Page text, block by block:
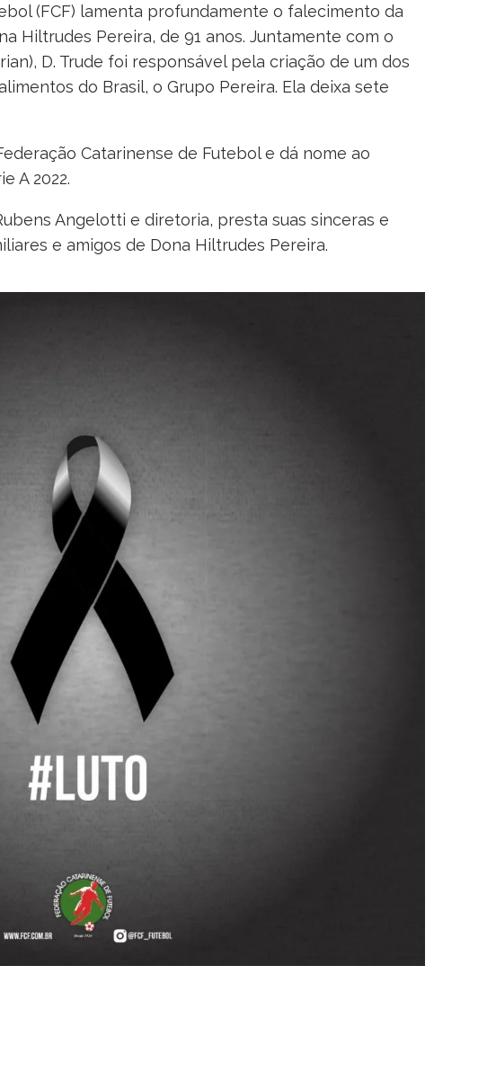
(FCF) lamenta profundamente o falecimento da
Hiltrudes Pereira, de 91 anos. Juntamente com o
D. Trude foi responsável pela criação de um dos
do Brasil, o Grupo Pereira. Ela deixa sete
Catarinense de Futebol e dá nome ao
A 2022.
Angelotti e diretoria, presta suas sinceras e
e amigos de Dona Hiltrudes Pereira.